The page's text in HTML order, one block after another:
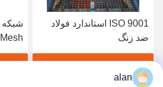
ISO 9001 استاندارد فولاد
ضد زنگ
بهترین قیمت رو بدست بیار
قلاب
alan